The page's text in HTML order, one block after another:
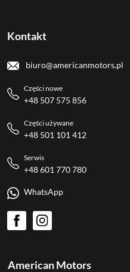
American Motors
Kontakt
biuro@americanmotors.pl
Części nowe
+48 507 575 856
Części używane
+48 501 101 412
Serwis
+48 601 770 780
WhatsApp